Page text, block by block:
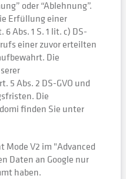
oder “Ablehnung”.
Erfüllung einer
Abs. 1 S. 1 lit. c) DS-
einer zuvor erteilten
Die
5 Abs. 2 DS-GVO und
Die
finden Sie unter
Mode V2 im "Advanced
Daten an Google nur
haben.